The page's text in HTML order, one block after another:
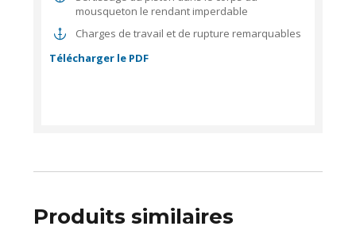
mousqueton le rendant imperdable
Charges de travail et de rupture remarquables
Télécharger le PDF
Produits similaires